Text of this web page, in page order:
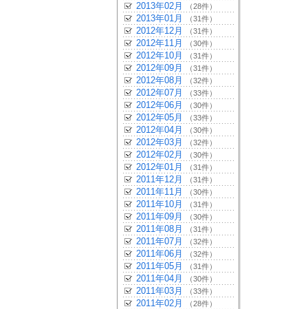
2013年02月 （28件）
2013年01月 （31件）
2012年12月 （31件）
2012年11月 （30件）
2012年10月 （31件）
2012年09月 （31件）
2012年08月 （32件）
2012年07月 （33件）
2012年06月 （30件）
2012年05月 （33件）
2012年04月 （30件）
2012年03月 （32件）
2012年02月 （30件）
2012年01月 （31件）
2011年12月 （31件）
2011年11月 （30件）
2011年10月 （31件）
2011年09月 （30件）
2011年08月 （31件）
2011年07月 （32件）
2011年06月 （32件）
2011年05月 （31件）
2011年04月 （30件）
2011年03月 （33件）
2011年02月 （28件）